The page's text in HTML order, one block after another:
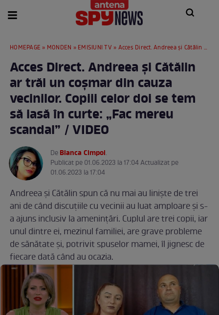
HOMEPAGE » MONDEN » EMISIUNI TV » Acces Direct. Andreea și Cătălin ar trăi un coșmar din cauza vecinilor. Copiii celor doi se tem să iasă în curte: „Fac mereu scandal” / VIDEO
Acces Direct. Andreea și Cătălin
ar trăi un coșmar din cauza
vecinilor. Copiii celor doi se tem
să iasă în curte: „Fac mereu
scandal” / VIDEO
DeBianca Cimpoi.
Publicat pe 01.06.2023 la 17:04 Actualizat pe
01.06.2023 la 17:04
Andreea și Cătălin spun că nu mai au liniște de trei
ani de când discuțiile cu vecinii au luat amploare și s-
a ajuns inclusiv la amenințări. Cuplul are trei copii, iar
unul dintre ei, mezinul familiei, are grave probleme
de sănătate și, potrivit spuselor mamei, îl jignesc de
fiecare dată când au ocazia.